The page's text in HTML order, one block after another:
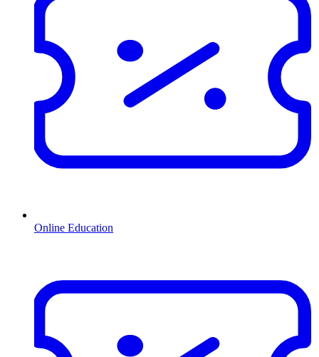
Online Education